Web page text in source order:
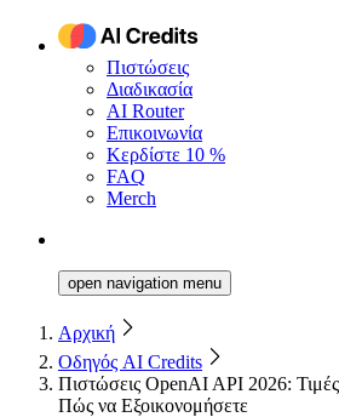
Πιστώσεις
Διαδικασία
AI Router
Επικοινωνία
Κερδίστε 10 %
FAQ
Merch
open navigation menu
Αρχική
Οδηγός AI Credits
Πιστώσεις OpenAI API 2026:
Πώς να Εξοικονομήσετε